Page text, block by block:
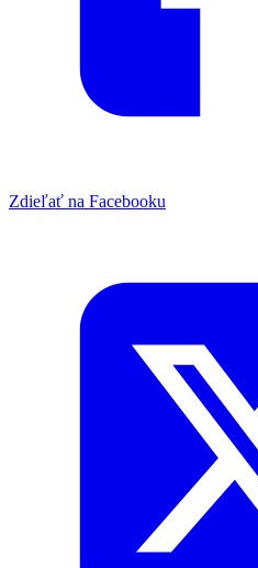
Zdieľať na Facebooku